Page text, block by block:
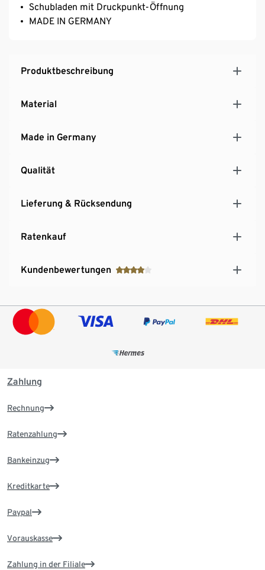
Schubladen mit Druckpunkt-Öffnung
MADE IN GERMANY
Produktbeschreibung
Material
Made in Germany
Qualität
Lieferung & Rücksendung
Ratenkauf
Kundenbewertungen
Zahlung
Rechnung
Ratenzahlung
Bankeinzug
Kreditkarte
Paypal
Vorauskasse
Zahlung in der Filiale